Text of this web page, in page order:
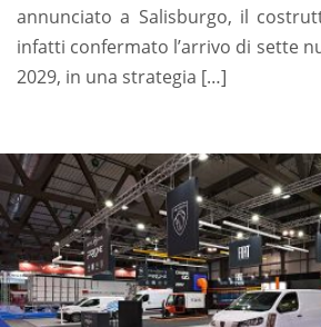
annunciato a Salisburgo, il
infatti confermato l’arrivo di sette
2029, in una strategia […]